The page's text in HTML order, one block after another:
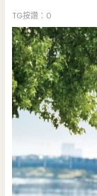
TG按讚：0